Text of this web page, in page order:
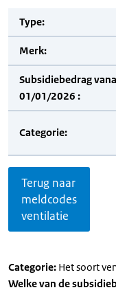
Type:
Merk:
Subsidiebedrag
01/01/2026 :
Categorie:
Terug naar
meldcodes
ventilatie
Categorie: Het soort
Welke van de